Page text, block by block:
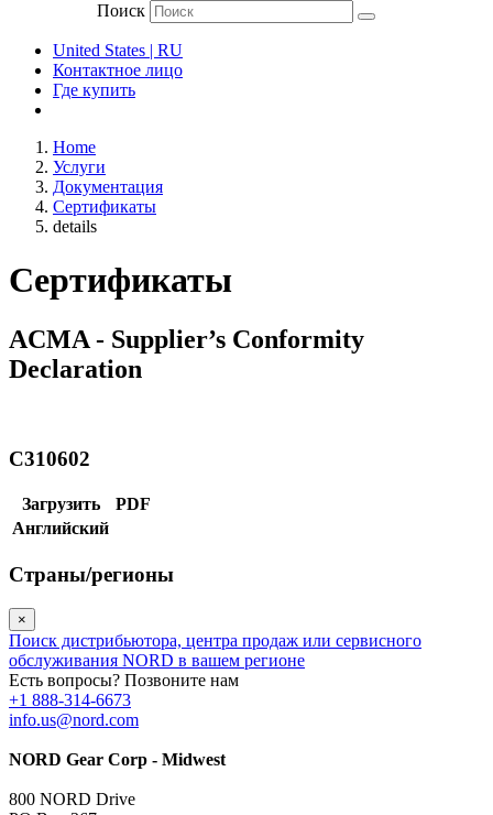
Поиск
United States | RU
Контактное лицо
Где купить
Home
Услуги
Документация
Сертификаты
details
Сертификаты
ACMA - Supplier’s Conformity
Declaration
C310602
Загрузить
PDF
Английский
Страны/регионы
×
Поиск дистрибьютора, центра продаж или сервисного
обслуживания NORD в вашем регионе
Есть вопросы? Позвоните нам
+1 888-314-6673
info.us@nord.com
NORD Gear Corp - Midwest
800 NORD Drive